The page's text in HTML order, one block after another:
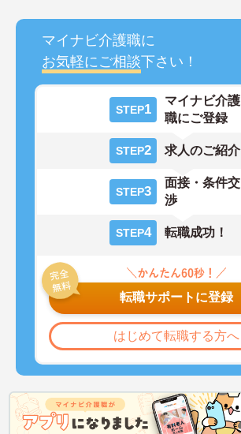
マイナビ介護職に
お気軽にご相談下さい！
STEP1
マイナビ介護
職にご登録
STEP2 求人のご紹介
STEP3
面接・条件交
渉
STEP4 転職成功！
転職サポートに登録
はじめて転職する方へ